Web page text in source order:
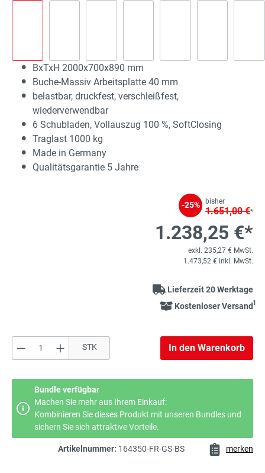
BxTxH 2000x700x890 mm
Buche-Massiv Arbeitsplatte 40 mm
belastbar, druckfest, verschleißfest,
wiederverwendbar
6 Schubladen, Vollauszug 100 %, SoftClosing
Traglast 1000 kg
Made in Germany
Qualitätsgarantie 5 Jahre
-25% bisher
1.651,00 €*
1.238,25 €*
exkl. 235,27 € MwSt.
1.473,52 € inkl. MwSt.
Lieferzeit 20 Werktage
Kostenloser Versand1
Produkt Anzahl: Gib den gewünschten
STK In den Warenkorb
Bundle verfügbar
Machen Sie mehr aus Ihrem Einkauf:
Kombinieren Sie dieses Produkt mit unseren Bundles und
sichern Sie sich attraktive Vorteile.
Artikelnummer: 164350-FR-GS-BS merken